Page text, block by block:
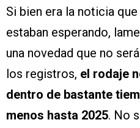
Si bien era la noticia
estaban esperando,
una novedad que no
los registros, el rodaje
dentro de bastante
menos hasta 2025. No